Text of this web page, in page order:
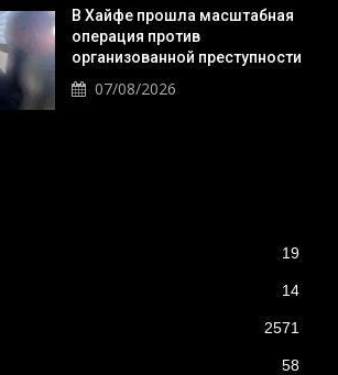
В Хайфе прошла масштабная
операция против
организованной преступности
07/08/2026
19
14
2571
58